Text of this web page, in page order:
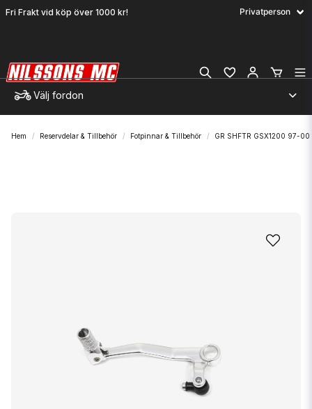
Fri Frakt vid köp över 1000 kr!
Välj fordon
Hem Reservdelar & Tillbehör Fotpinnar & Tillbehör GR SHFTR GSX1200 97-00